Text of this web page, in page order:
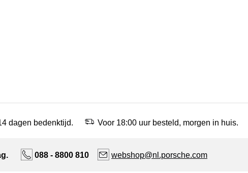
dagen bedenktijd. Voor 18:00 uur besteld, morgen in huis.
088 - 8800 810 webshop@nl.porsche.com